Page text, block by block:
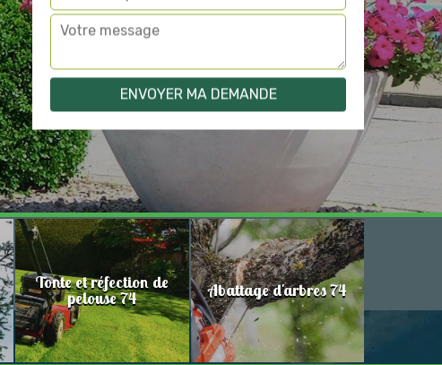
Tonte et réfection de
pelouse 74 Abattage d'arbres 74